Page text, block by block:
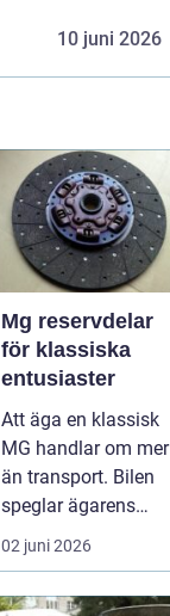
10 juni 2026
Mg reservdelar
för klassiska
entusiaster
Att äga en klassisk
MG handlar om mer
än transport. Bilen
speglar ägarens
intresse för teknik,
histo...
02 juni 2026